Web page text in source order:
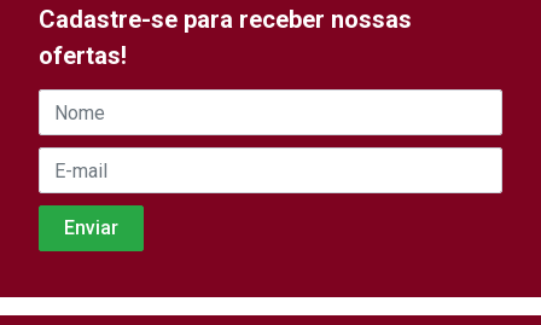
Cadastre-se para receber nossas
ofertas!